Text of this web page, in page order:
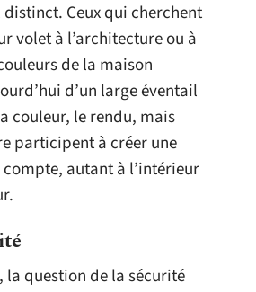
Ceux qui cherchent
volet à l’architecture ou à
de la maison
d’un large éventail
couleur, le rendu, mais
participent à créer une
autant à l’intérieur
la question de la sécurité